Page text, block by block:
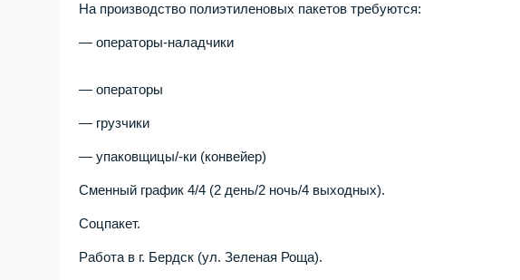
На производство полиэтиленовых пакетов требуются:
— операторы-наладчики
— операторы
— грузчики
— упаковщицы/-ки (конвейер)
Сменный график 4/4 (2 день/2 ночь/4 выходных).
Соцпакет.
Работа в г. Бердск (ул. Зеленая Роща).